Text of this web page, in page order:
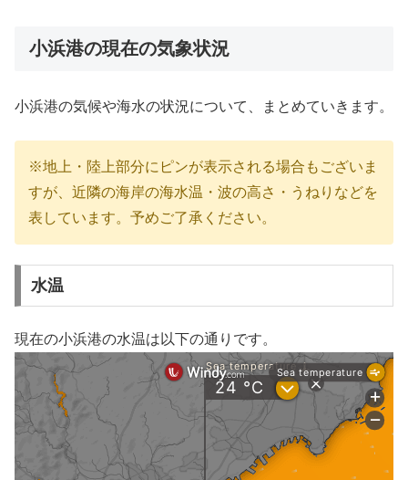
小浜港の現在の気象状況
小浜港の気候や海水の状況について、まとめていきます。
※地上・陸上部分にピンが表示される場合もございま
すが、近隣の海岸の海水温・波の高さ・うねりなどを
表しています。予めご了承ください。
水温
現在の小浜港の水温は以下の通りです。